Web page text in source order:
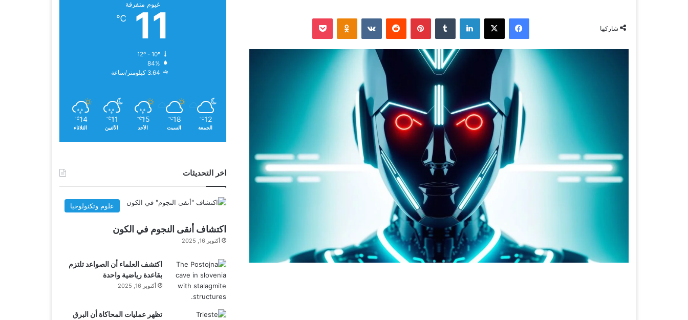
شاركها
فيسبوك ‫X لينكدإن بينتيريست ‏VKontakte
غيوم متفرقة
11
℃
12º - 10º
84%
3.64 كيلومتر/ساعة
12
℃
الجمعة
18
℃
السبت
15
℃
الأحد
11
℃
الأثنين
14
℃
الثلاثاء
اخر التحديثات
علوم وتكنولوجيا
اكتشاف أنقى النجوم في الكون
أكتوبر 16, 2025
اكتشف العلماء أن الصواعد تلتزم
بقاعدة رياضية واحدة
أكتوبر 16, 2025
تظهر عمليات المحاكاة أن البرق